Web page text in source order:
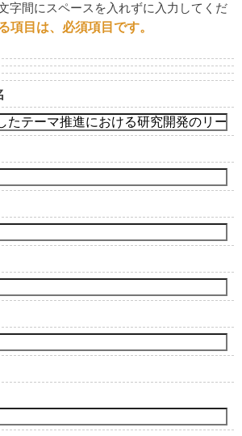
字間にスペースを入れずに入力してくだ
項目は、必須項目です。